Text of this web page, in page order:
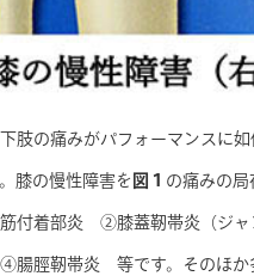
肢の痛みがパフォーマンスに如
膝の慢性障害を 図１ の痛みの局
付着部炎 ②膝蓋靭帯炎（ジャ
脛靭帯炎 等です。そのほか